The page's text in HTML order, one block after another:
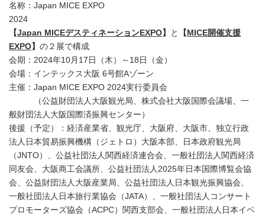
名称：Japan MICE EXPO
2024
【Japan MICEデスティネーションEXPO】 と 【 MICE開催支援
EXPO】 の２展で構成
会期：2024年10月17日（木）～18日（金）
会場：インテックス大阪 6号館Aゾーン
主催：Japan MICE EXPO 2024実行委員会
（公益財団法人大阪観光局、株式会社大阪国際会議場、一
般財団法人大阪国際済振興センター）
後援（予定）：経済産業省、観光庁、大阪府、大阪市、独立行政
法人日本貿易振興機構（ジェトロ）大阪本部、日本政府観光局
（JNTO）、公益社団法人関西経済連合会、一般社団法人関西経済
同友会、大阪商工会議所、公益社団法人2025年日本国際博覧会協
会、公益財団法人大阪産業局、公益社団法人日本観光振興協会、
一般社団法人日本旅行業協会（JATA）、一般社団法人コンサート
プロモーターズ協会（ACPC）関西支部会、一般社団法人日本イベ